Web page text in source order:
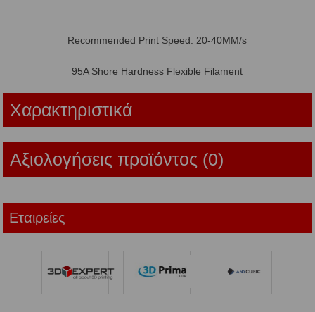
Recommended Print Speed: 20-40MM/s
95A Shore Hardness Flexible Filament
Χαρακτηριστικά
Αξιολογήσεις προϊόντος (0)
Εταιρείες